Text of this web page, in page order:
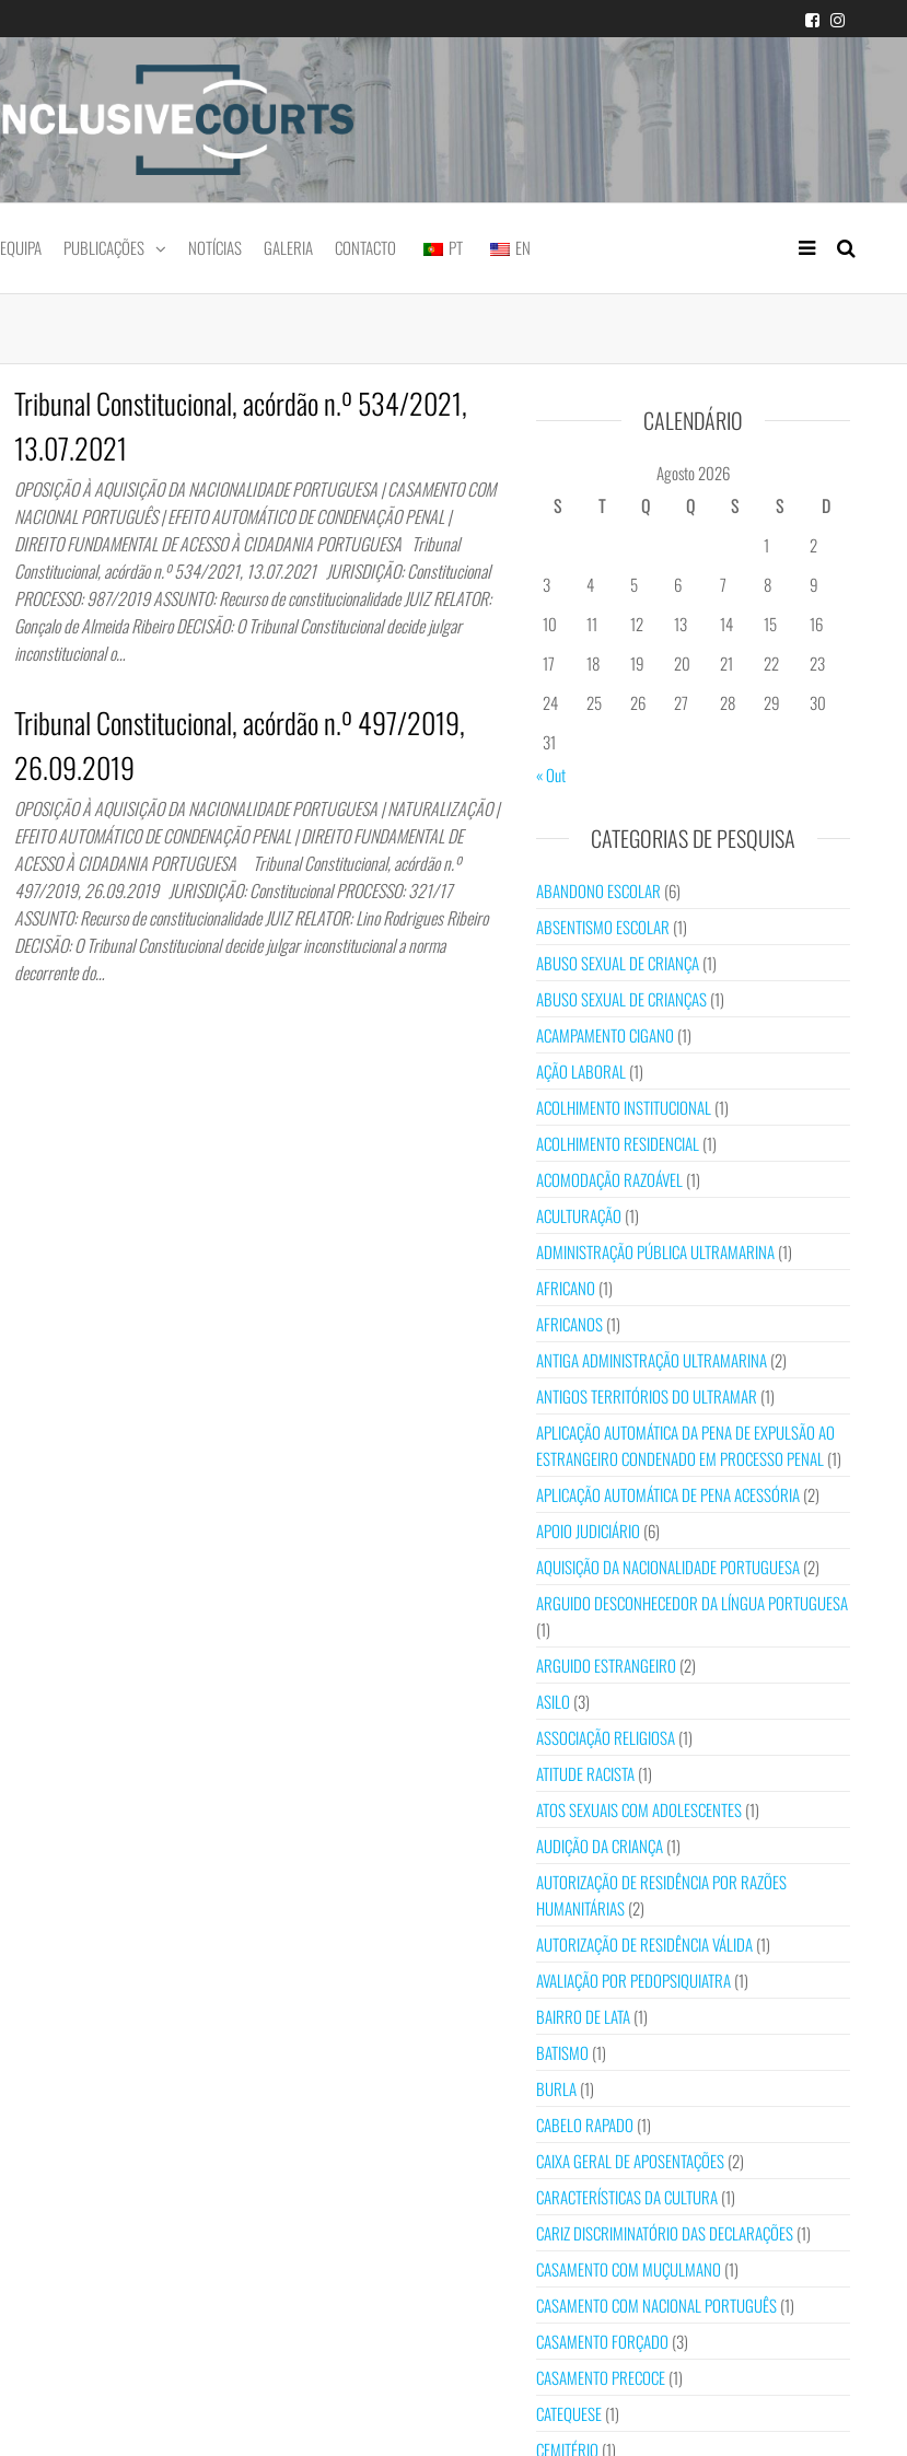
Igualdade e diferença cultural na prática judicial portuguesa
EQUIPA PUBLICAÇÕES NOTÍCIAS GALERIA CONTACTO PT EN
Tribunal Constitucional, acórdão n.º 534/2021,
13.07.2021
OPOSIÇÃO À AQUISIÇÃO DA NACIONALIDADE PORTUGUESA | CASAMENTO COM
NACIONAL PORTUGUÊS | EFEITO AUTOMÁTICO DE CONDENAÇÃO PENAL |
DIREITO FUNDAMENTAL DE ACESSO À CIDADANIA PORTUGUESA Tribunal
Constitucional, acórdão n.º 534/2021, 13.07.2021 JURISDIÇÃO: Constitucional
PROCESSO: 987/2019 ASSUNTO: Recurso de constitucionalidade JUIZ RELATOR:
Gonçalo de Almeida Ribeiro DECISÃO: O Tribunal Constitucional decide julgar
inconstitucional o…
Tribunal Constitucional, acórdão n.º 497/2019,
26.09.2019
OPOSIÇÃO À AQUISIÇÃO DA NACIONALIDADE PORTUGUESA | NATURALIZAÇÃO |
EFEITO AUTOMÁTICO DE CONDENAÇÃO PENAL | DIREITO FUNDAMENTAL DE
ACESSO À CIDADANIA PORTUGUESA Tribunal Constitucional, acórdão n.º
497/2019, 26.09.2019 JURISDIÇÃO: Constitucional PROCESSO: 321/17
ASSUNTO: Recurso de constitucionalidade JUIZ RELATOR: Lino Rodrigues Ribeiro
DECISÃO: O Tribunal Constitucional decide julgar inconstitucional a norma
decorrente do…
CALENDÁRIO
Agosto 2026
S
T Q Q S S
D
1
2
3
4 5 6 7 8
9
10
11 12 13 14 15
16
17
18 19 20 21 22
23
24
25 26 27 28 29
30
31
« Out
CATEGORIAS DE PESQUISA
ABANDONO ESCOLAR (6)
ABSENTISMO ESCOLAR (1)
ABUSO SEXUAL DE CRIANÇA(1)
ABUSO SEXUAL DE CRIANÇAS(1)
ACAMPAMENTO CIGANO (1)
AÇÃO LABORAL (1)
ACOLHIMENTO INSTITUCIONAL (1)
ACOLHIMENTO RESIDENCIAL (1)
ACOMODAÇÃO RAZOÁVEL (1)
ACULTURAÇÃO (1)
ADMINISTRAÇÃO PÚBLICA ULTRAMARINA(1)
AFRICANO (1)
AFRICANOS(1)
ANTIGA ADMINISTRAÇÃO ULTRAMARINA(2)
ANTIGOS TERRITÓRIOS DO ULTRAMAR (1)
APLICAÇÃO AUTOMÁTICA DA PENA DE EXPULSÃO AO
ESTRANGEIRO CONDENADO EM PROCESSO PENAL (1)
APLICAÇÃO AUTOMÁTICA DE PENA ACESSÓRIA(2)
APOIO JUDICIÁRIO (6)
AQUISIÇÃO DA NACIONALIDADE PORTUGUESA(2)
ARGUIDO DESCONHECEDOR DA LÍNGUA PORTUGUESA
(1)
ARGUIDO ESTRANGEIRO (2)
ASILO (3)
ASSOCIAÇÃO RELIGIOSA(1)
ATITUDE RACISTA(1)
ATOS SEXUAIS COM ADOLESCENTES(1)
AUDIÇÃO DA CRIANÇA(1)
AUTORIZAÇÃO DE RESIDÊNCIA POR RAZÕES
HUMANITÁRIAS(2)
AUTORIZAÇÃO DE RESIDÊNCIA VÁLIDA(1)
AVALIAÇÃO POR PEDOPSIQUIATRA(1)
BAIRRO DE LATA(1)
BATISMO (1)
BURLA(1)
CABELO RAPADO (1)
CAIXA GERAL DE APOSENTAÇÕES(2)
CARACTERÍSTICAS DA CULTURA(1)
CARIZ DISCRIMINATÓRIO DAS DECLARAÇÕES(1)
CASAMENTO COM MUÇULMANO (1)
CASAMENTO COM NACIONAL PORTUGUÊS(1)
CASAMENTO FORÇADO (3)
CASAMENTO PRECOCE(1)
CATEQUESE(1)
CEMITÉRIO (1)